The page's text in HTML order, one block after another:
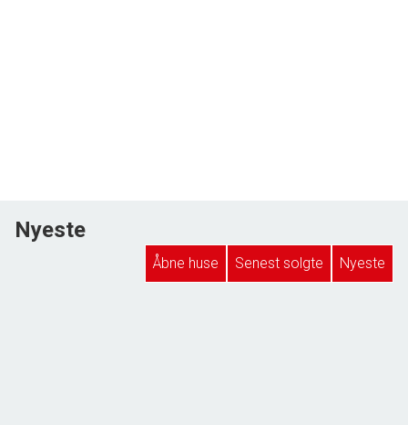
Nyeste
Åbne huse Senest solgte Nyeste